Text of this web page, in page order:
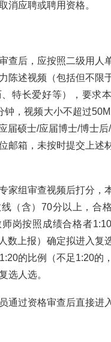
消应聘或聘用资格。
查后，应按照二级用人
陈述视频（包括但不限
特长爱好等），要求
钟，视频大小不超过
届硕士/应届博士/博士后
邮箱，未按时提交上述
家组审查视频后打分，
（含）70分以上，合
岗按照成绩合格者
数上报）确定拟进入复
的比例（不足1:20的
选人选。
通过资格审查后直接进